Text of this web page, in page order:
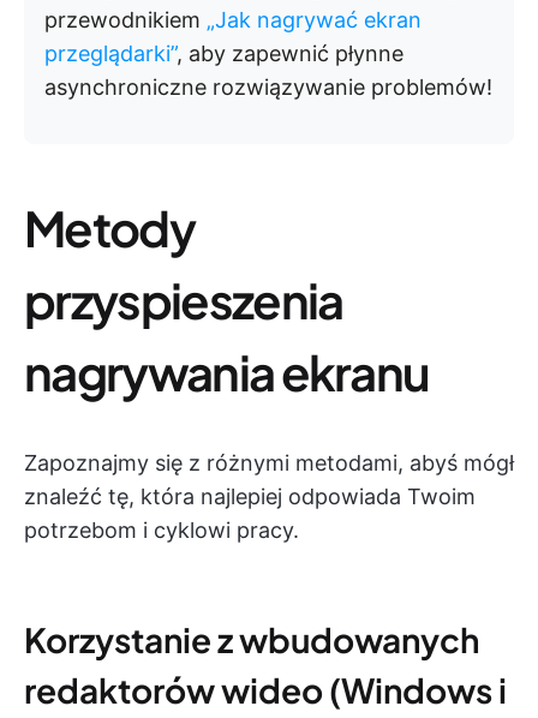
przewodnikiem „Jak nagrywać ekran
przeglądarki”, aby zapewnić płynne
asynchroniczne rozwiązywanie problemów!
Metody
przyspieszenia
nagrywania ekranu
Zapoznajmy się z różnymi metodami, abyś mógł
znaleźć tę, która najlepiej odpowiada Twoim
potrzebom i cyklowi pracy.
Korzystanie z wbudowanych
redaktorów wideo (Windows i